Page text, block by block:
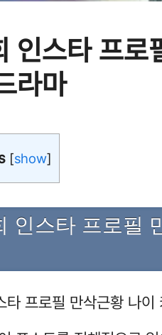
인스타 프로
라마
[show]
인스타 프로필
타 프로필 만삭근황 나